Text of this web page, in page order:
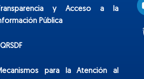
Transparencia y Acceso a la
Pública
para la Atención al